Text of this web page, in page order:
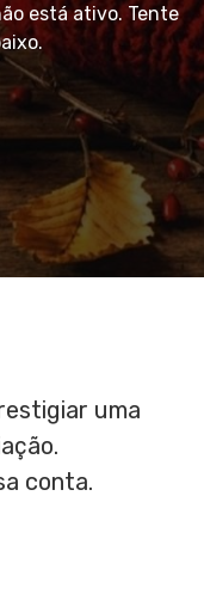
está ativo. Tente
uma
conta.